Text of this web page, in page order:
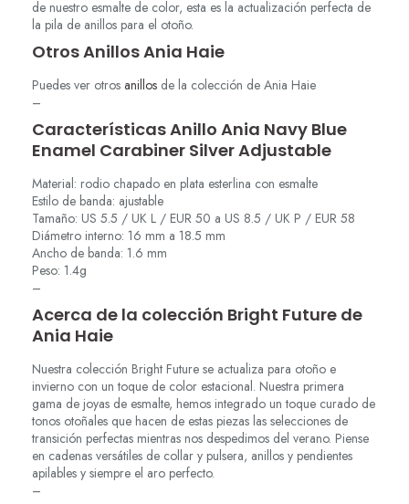
de nuestro esmalte de color, esta es la actualización perfecta de
la pila de anillos para el otoño.
Otros Anillos Ania Haie
Puedes ver otros anillos de la colección de Ania Haie
–
Características Anillo Ania Navy Blue
Enamel Carabiner Silver Adjustable
Material: rodio chapado en plata esterlina con esmalte
Estilo de banda: ajustable
Tamaño: US 5.5 / UK L / EUR 50 a US 8.5 / UK P / EUR 58
Diámetro interno: 16 mm a 18.5 mm
Ancho de banda: 1.6 mm
Peso: 1.4g
–
Acerca de la colección Bright Future de
Ania Haie
Nuestra colección Bright Future se actualiza para otoño e
invierno con un toque de color estacional. Nuestra primera
gama de joyas de esmalte, hemos integrado un toque curado de
tonos otoñales que hacen de estas piezas las selecciones de
transición perfectas mientras nos despedimos del verano. Piense
en cadenas versátiles de collar y pulsera, anillos y pendientes
apilables y siempre el aro perfecto.
–